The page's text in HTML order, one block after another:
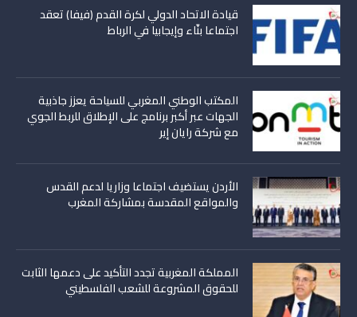
قيادة الاتحاد الدولي لكرة القدم (فيفا) تعقد
اجتماعا بنّاء وإيجابيا في الرباط
المكتب الوطني المغربي للسياحة يعزز جاذبية
الجهات عبر أكبر برنامج على الإطلاق للربط الجوي
مع شركة رايان إير
الأردن يستضيف اجتماعا وزاريا لدعم القدس
والمواقع المقدسة بمشاركة المغرب
المملكة المغربية تجدد التأكيد على دعمها الثابت
للحقوق المشروعة للشعب الفلسطيني